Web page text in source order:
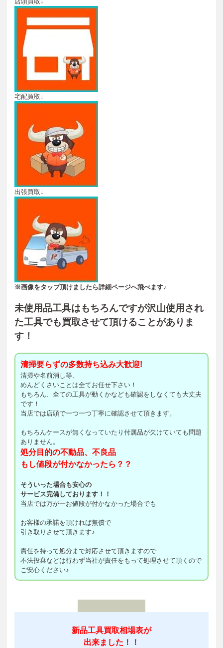
宅配買取↓
出張買取↓
※画像をタップ頂けましたら詳細ページへ飛べます♪
未使用品工具はもちろんですが沢山使用され
た工具でも買取させて頂けることがありま
す！
清掃要らずの多数持ち込み大歓迎!
清掃や名前消し等、
めんどくさいことは全てお任せ下さい！
もちろん、全ての工具が動くかなども確認をしなくても大丈夫
です！
当店では店頭で一つ一つ丁寧に確認させて頂きます。
もちろんケースが無くなっていたり付属品が欠けていても問題
ありません。
処分目的の不動品、不良品
もし値段が付かなかったら？？
そういった場合も安心の
サービス完備しております！！
当店では万が一お値段が付かなかった場合でも
お客様の承諾を頂ければ無償で
引き取りさせて頂きます♪
責任を持って処分まで対応させて頂きますので
不法投棄などは行わず当社が責任をもって処理させて頂くので
ご安心ください♪
新品工具買取相場表が
出来ました！！